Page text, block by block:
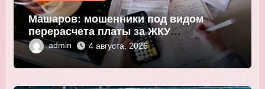
Машаров: мошенники под видом
перерасчета платы за ЖКУ
выманивают персональные данные
admin 4 августа, 2026